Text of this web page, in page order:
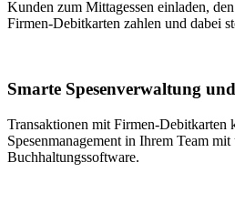
Kunden zum Mittagessen einladen,
Firmen-Debitkarten zahlen und dabei
Smarte Spesenverwaltung
Transaktionen mit Firmen-Debitkarten
Spesenmanagement in Ihrem Team
Buchhaltungssoftware.